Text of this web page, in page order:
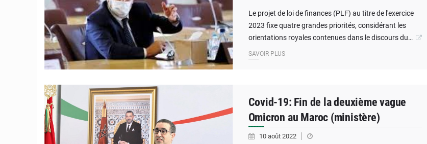
Le projet de loi de finances (PLF) au titre de l'exercice
2023 fixe quatre grandes priorités, considérant les
orientations royales contenues dans le discours du…
SAVOIR PLUS
Covid-19: Fin de la deuxième vague
Omicron au Maroc (ministère)
10 août 2022